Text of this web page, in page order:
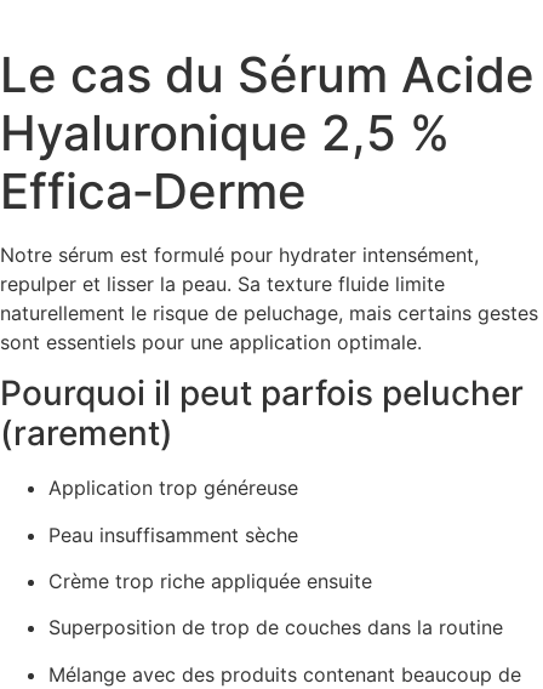
Le cas du Sérum Acide
Hyaluronique 2,5 %
Effica‑Derme
Notre sérum est formulé pour hydrater intensément,
repulper et lisser la peau. Sa texture fluide limite
naturellement le risque de peluchage, mais certains gestes
sont essentiels pour une application optimale.
Pourquoi il peut parfois pelucher
(rarement)
Application trop généreuse
Peau insuffisamment sèche
Crème trop riche appliquée ensuite
Superposition de trop de couches dans la routine
Mélange avec des produits contenant beaucoup de